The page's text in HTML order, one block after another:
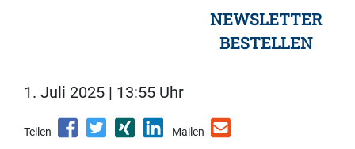
NEWSLETTER
BESTELLEN
1. Juli 2025 | 13:55 Uhr
Teilen Mailen